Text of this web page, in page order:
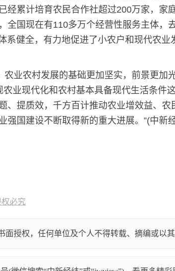
经累计培育农民合作社超过200万家，家
全国现在有110多万个经营性服务主体，
系健全，有力地促进了小农户和现代农业
业农村发展的基础更加坚实，前景更加光
业现代化和农村基本具备现代生活条件
、提质效，千方百计推动农业增效益、农
强国建设不断取得新的重大进展。”(中新
必究
面授权，任何单位及个人不得转载、摘编或以其